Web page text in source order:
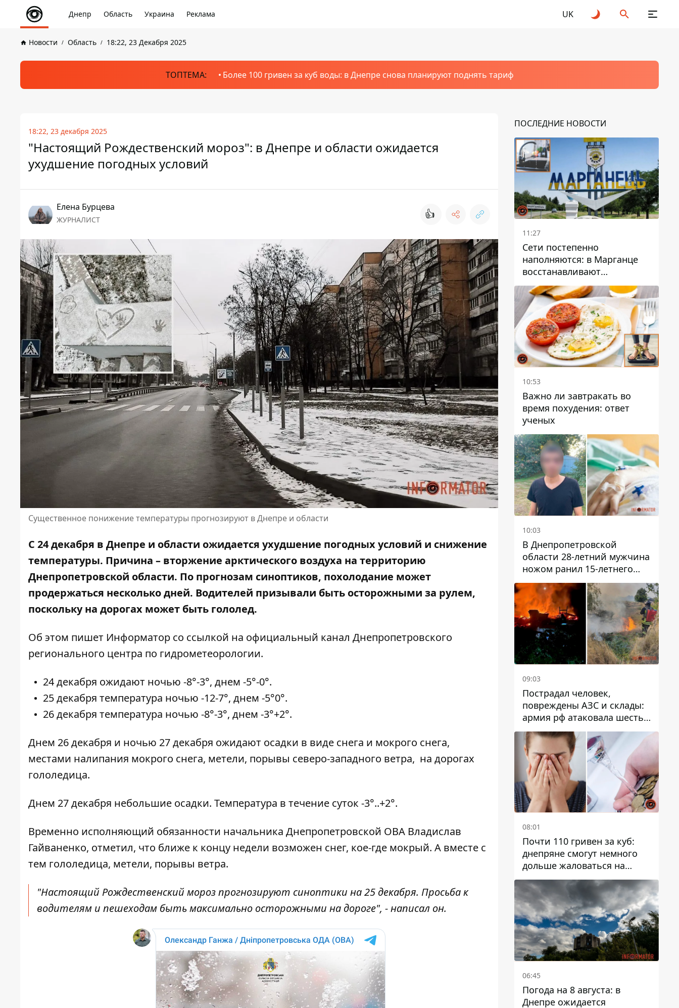
Днепр Область Украина Реклама UK
Новости Область 18:22, 23 Декабря 2025
ТОПТЕМА: Более 100 гривен за куб воды: в Днепре снова планируют поднять тариф
18:22, 23 декабря 2025
"Настоящий Рождественский мороз": в Днепре и области ожидается
ухудшение погодных условий
Елена Бурцева
ЖУРНАЛИСТ 👍
Существенное понижение температуры прогнозируют в Днепре и области
С 24 декабря в Днепре и области ожидается ухудшение погодных условий и снижение
температуры. Причина – вторжение арктического воздуха на территорию
Днепропетровской области. По прогнозам синоптиков, похолодание может
продержаться несколько дней. Водителей призывали быть осторожными за рулем,
поскольку на дорогах может быть гололед.
Об этом пишет Информатор со ссылкой на официальный канал Днепропетровского
регионального центра по гидрометеорологии.
24 декабря ожидают ночью -8°-3°, днем ​​-5°-0°.
25 декабря температура ночью -12-7°, днем ​​-5°0°.
26 декабря температура ночью -8°-3°, днем ​​-3°+2°.
Днем 26 декабря и ночью 27 декабря ожидают осадки в виде снега и мокрого снега,
местами налипания мокрого снега, метели, порывы северо-западного ветра, на дорогах
гололедица.
Днем 27 декабря небольшие осадки. Температура в течение суток -3°..+2°.
Временно исполняющий обязанности начальника Днепропетровской ОВА Владислав
Гайваненко, отметил, что ближе к концу недели возможен снег, кое-где мокрый. А вместе с
тем гололедица, метели, порывы ветра.
"Настоящий Рождественский мороз прогнозируют синоптики на 25 декабря. Просьба к
водителям и пешеходам быть максимально осторожными на дороге", - написал он.
ПОСЛЕДНИЕ НОВОСТИ
11:27
Сети постепенно
наполняются: в Марганце
восстанавливают
водоснабжение
10:53
Важно ли завтракать во
время похудения: ответ
ученых
10:03
В Днепропетровской
области 28-летний мужчина
ножом ранил 15-летнего
парня
09:03
Пострадал человек,
повреждены АЗС и склады:
армия рф атаковала шесть
районов Днепропетровской
области
08:01
Почти 110 гривен за куб:
днепряне смогут немного
дольше жаловаться на
запланированные тарифы
на воду на 2027 год
06:45
Погода на 8 августа: в
Днепре ожидается